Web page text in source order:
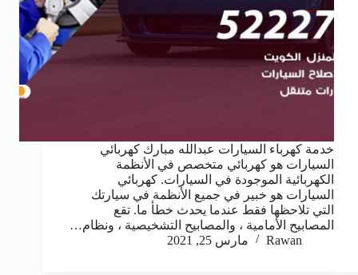
خدمة كهرباء السيارات عبدالله مبارك كهربائي
السيارات هو كهربائي متخصص في الأنظمة
الكهربائية الموجودة في السيارات. كهربائي
السيارات هو خبير في جميع الأنظمة في سيارتك
التي تلاحظها فقط عندما يحدث خطأ ما. تقع
المصابيح الأمامية ، والمصابيح التشخيصية ، ونظام…
Rawan
مارس 25, 2021